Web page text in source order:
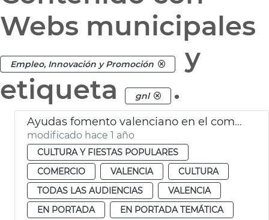
Webs municipales
Empleo, Innovación y Promoción
y
etiqueta
gnl .
Ayudas fomento valenciano en el comercio
modificado hace 1 año
CULTURA Y FIESTAS POPULARES
COMERCIO
VALENCIA
CULTURA
TODAS LAS AUDIENCIAS
VALENCIA
EN PORTADA
EN PORTADA TEMÁTICA